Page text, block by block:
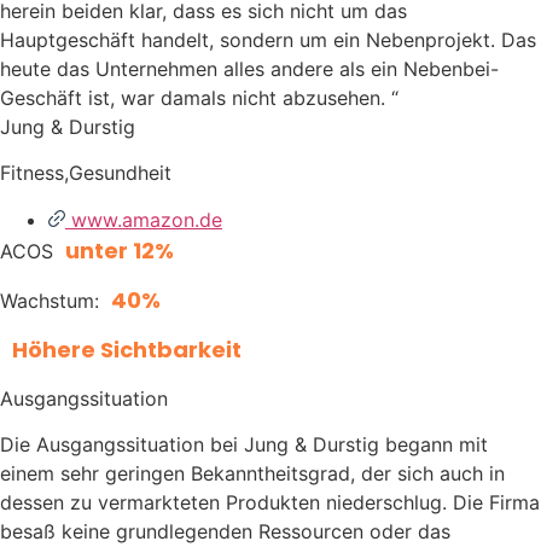
herein beiden klar, dass es sich nicht um das
Hauptgeschäft handelt, sondern um ein Nebenprojekt. Das
heute das Unternehmen alles andere als ein Nebenbei-
Geschäft ist, war damals nicht abzusehen. “
Jung & Durstig
Fitness,Gesundheit
www.amazon.de
ACOS unter 12%
Wachstum: 40%
Höhere Sichtbarkeit
Ausgangssituation
Die Ausgangssituation bei Jung & Durstig begann mit
einem sehr geringen Bekanntheitsgrad, der sich auch in
dessen zu vermarkteten Produkten niederschlug. Die Firma
besaß keine grundlegenden Ressourcen oder das